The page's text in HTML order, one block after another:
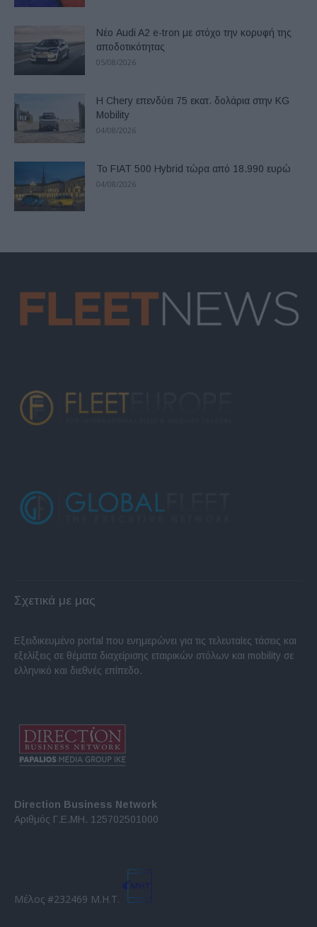
Νέο Audi A2 e-tron με στόχο την κορυφή της
αποδοτικότητας
05/08/2026
Η Chery επενδύει 75 εκατ. δολάρια στην KG
Mobility
04/08/2026
Το FIAT 500 Hybrid τώρα από 18.990 ευρώ
04/08/2026
Σχετικά με μας
Εξειδικευμένο portal που ενημερώνει για τις τελευταίες τάσεις και
εξελίξεις σε θέματα διαχείρισης εταιρικών στόλων και mobility σε
ελληνικό και διεθνές επίπεδο.
Direction Business Network
Αριθμός Γ.Ε.ΜΗ. 125702501000
Μέλος #232469 Μ.Η.Τ.